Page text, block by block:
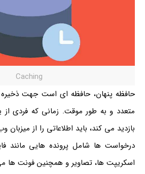
Caching
حافظه پنهان، حافظه ای است جهت
متعدد و به طور موقت. زمانی که فردی
بازدید می کند، باید اطلاعاتی را از
اسکریپت ها، تصاویر و همچنین فونت ها